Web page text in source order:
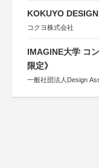
KOKUYO
コクヨ株式会社
IMAGINE大学 コ
限定》
一般社団法人Design